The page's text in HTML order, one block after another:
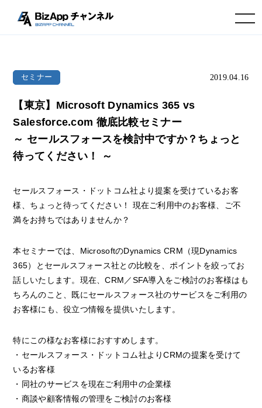
toggle navigation
セミナー 2019.04.16
【東京】Microsoft Dynamics 365 vs
Salesforce.com 徹底比較セミナー
～ セールスフォースを検討中ですか？ちょっと
待ってください！ ～
セールスフォース・ドットコム社より提案を受けているお客
様、ちょっと待ってください！ 現在ご利用中のお客様、ご不
満をお持ちではありませんか？
本セミナーでは、MicrosoftのDynamics CRM（現Dynamics
365）とセールスフォース社との比較を、ポイントを絞ってお
話しいたします。現在、CRM／SFA導入をご検討のお客様はも
ちろんのこと、既にセールスフォース社のサービスをご利用の
お客様にも、役立つ情報を提供いたします。
特にこの様なお客様におすすめします。
・セールスフォース・ドットコム社よりCRMの提案を受けて
いるお客様
・同社のサービスを現在ご利用中の企業様
・商談や顧客情報の管理をご検討のお客様